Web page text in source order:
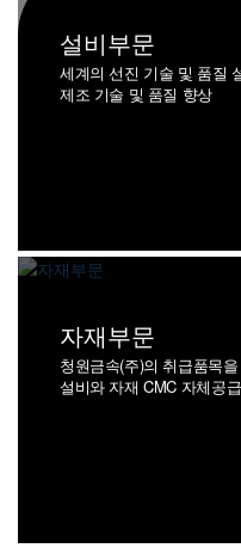
설비부문
세계의 선진 기술 및 품질
제조 기술 및 품질 향상
자재부문
청원금속(주)의 취급품목
설비와 자재 CMC 자체공